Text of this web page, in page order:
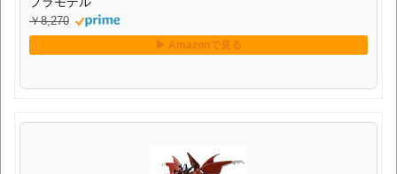
￥8,270